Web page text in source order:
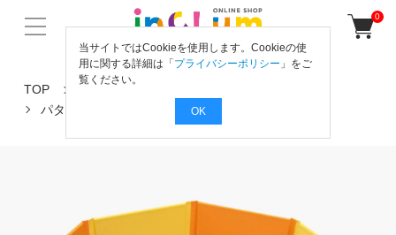
0
TOP からだの動きを育てよう！
パタパタプール 8角 黄×オレ
当サイトではCookieを使用します。Cookieの使
用に関する詳細は「 プライバシーポリシー 」をご
覧ください。
OK